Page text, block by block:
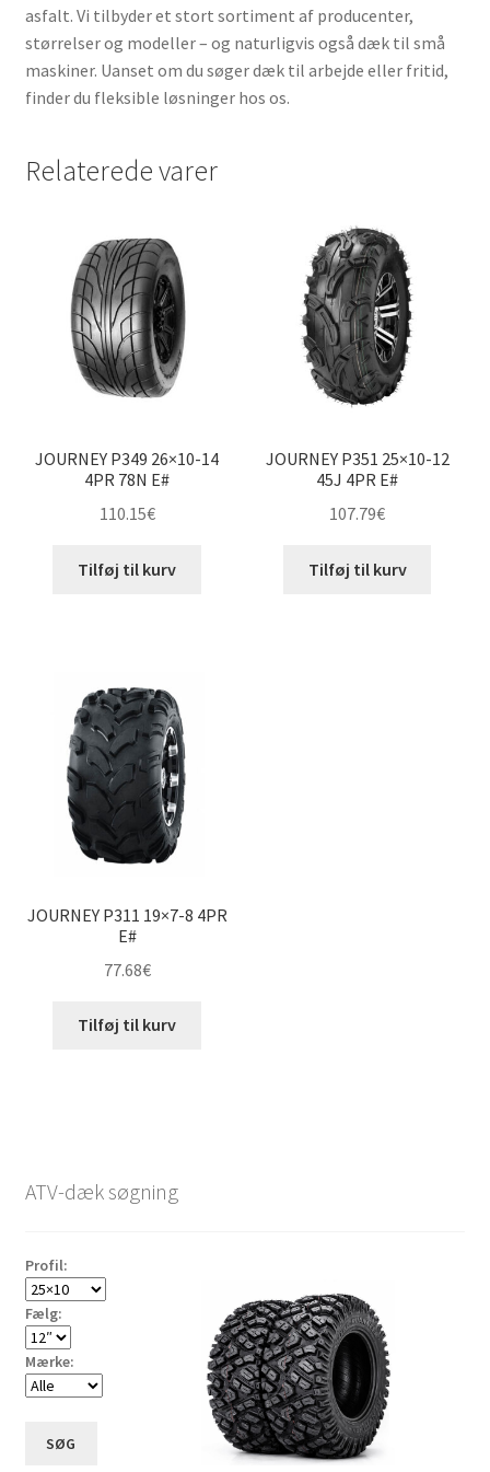
asfalt. Vi tilbyder et stort sortiment af producenter,
størrelser og modeller – og naturligvis også dæk til små
maskiner. Uanset om du søger dæk til arbejde eller fritid,
finder du fleksible løsninger hos os.
Relaterede varer
JOURNEY P349 26×10-14
4PR 78N E#
110.15€
Tilføj til kurv
JOURNEY P351 25×10-12
45J 4PR E#
107.79€
Tilføj til kurv
JOURNEY P311 19×7-8 4PR
E#
77.68€
Tilføj til kurv
ATV-dæk søgning
Profil:
Fælg:
Mærke:
SØG